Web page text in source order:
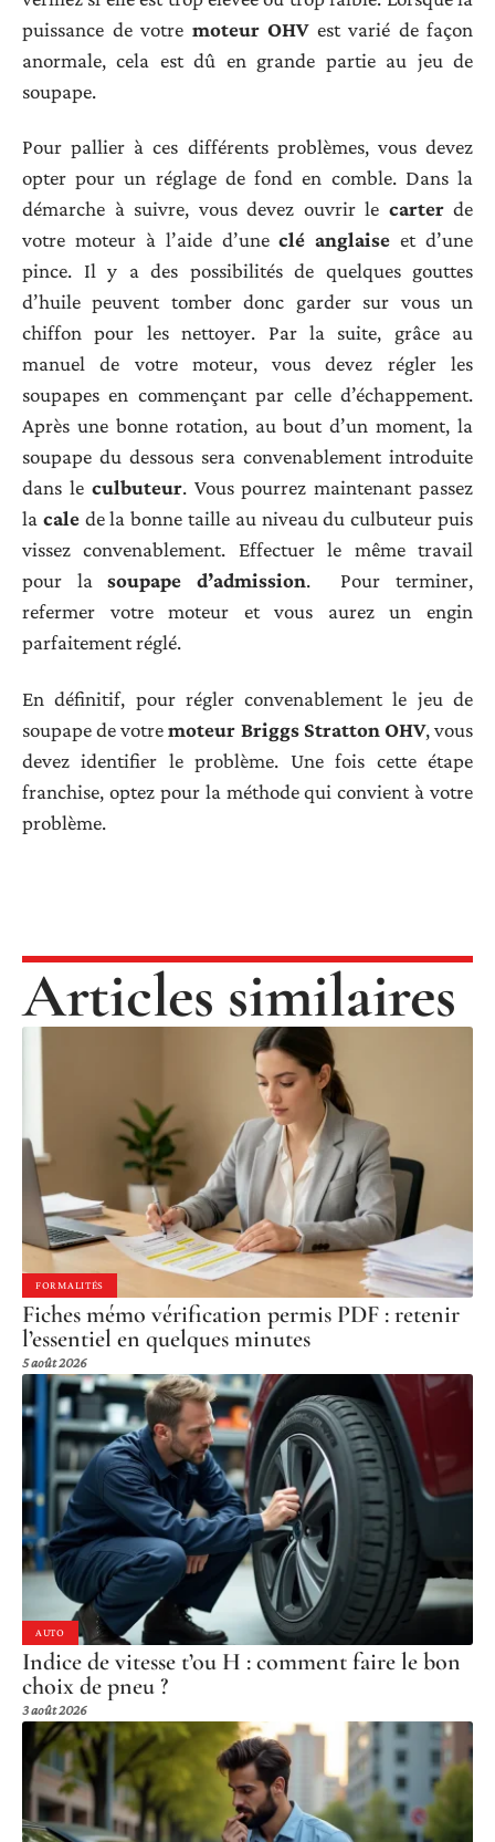
puissance de votre moteur OHVest varié de façon
anormale, cela est dû en grande partie au jeu de
soupape.
Pour pallier à ces différents problèmes, vous devez
opter pour un réglage de fond en comble. Dans la
démarche à suivre, vous devez ouvrir le carterde
votre moteur à l’aide d’uneclé anglaise et d’une
pince. Il y a des possibilités de quelques gouttes
d’huile peuvent tomber donc garder sur vous un
chiffon pour les nettoyer. Par la suite, grâce au
manuel de votre moteur, vous devez régler les
soupapes en commençant par celle d’échappement.
Après une bonne rotation, au bout d’un moment, la
soupape du dessous sera convenablement introduite
dans le culbuteur. Vous pourrez maintenant passez
la calede la bonne taille au niveau du culbuteur puis
vissez convenablement. Effectuer le même travail
pour lasoupape d’admission. Pour terminer,
refermer votre moteur et vous aurez un engin
parfaitement réglé.
En définitif, pour régler convenablement le jeu de
soupape de votremoteur Briggs Stratton OHV, vous
devez identifier le problème. Une fois cette étape
franchise, optez pour la méthode qui convient à votre
problème.
Articles similaires
FORMALITÉS
Fiches mémo vérification permis PDF : retenir
l’essentiel en quelques minutes
5 août 2026
AUTO
Indice de vitesse t’ou H : comment faire le bon
choix de pneu ?
3 août 2026